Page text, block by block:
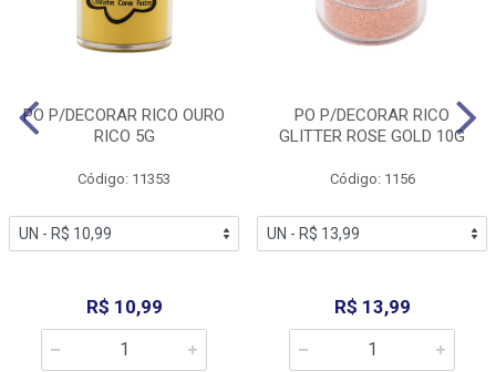
PO P/DECORAR RICO OURO
RICO 5G
Código: 11353
R$ 10,99
PO P/DECORAR RICO
GLITTER ROSE GOLD 10G
Código: 1156
R$ 13,99